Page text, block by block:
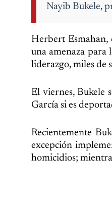
Nayib Bukele,
Herbert Esmahan,
una amenaza para
liderazgo, miles de
El viernes, Bukele
García si es
Recientemente
excepción
homicidios;